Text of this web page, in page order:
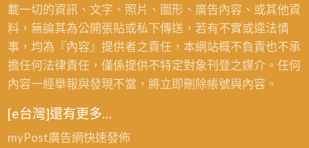
載一切的資訊、文字、照片、圖形、廣告內容、或其他資
料，無論其為公開張貼或私下傳送，若有不實或違法情
事，均為『內容』提供者之責任，本網站概不負責也不承
擔任何法律責任，僅係提供不特定對象刊登之媒介。任何
內容一經舉報與發現不當，將立即刪除帳號與內容。
[e台灣]還有更多…
myPost廣告網快速發佈